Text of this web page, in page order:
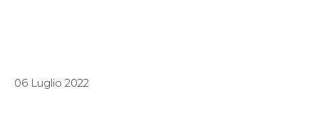
06 Luglio 2022